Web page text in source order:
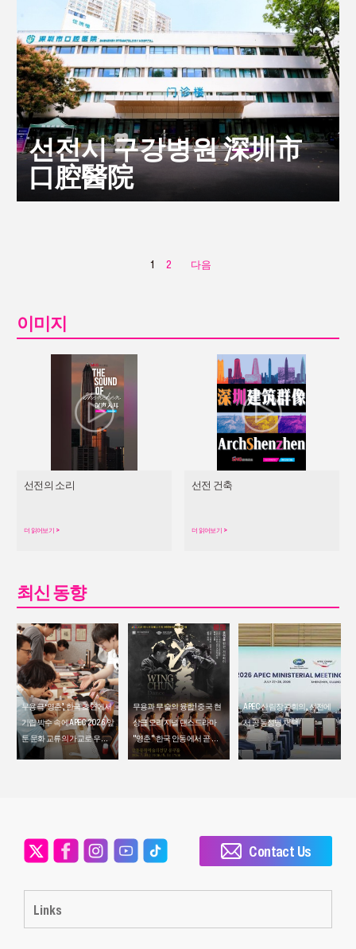
선전시 구강병원 深圳市
口腔醫院
1 2 다음
이미지
선전의 소리
더 읽어보기 >
선전 건축
더 읽어보기 >
최신 동향
무용극 ‘영춘’, 한국 초연에서
기립 박수 속에 APEC 2026 앞
둔 문화 교류의 가교로 우뚝
서다
무용과 무술의 융합! 중국 현
상급 오리지널 댄스드라마
"영춘" 한국 안동에서 곧 연
속 2회 공연
APEC 산림장관회의, 선전에
서 공동성명 채택
Links
Contact Us